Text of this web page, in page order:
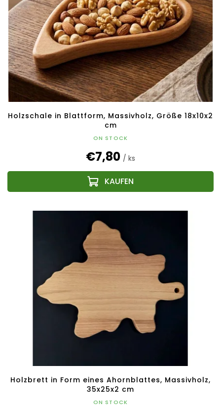
Holzschale in Blattform, Massivholz, Größe 18x10x2
cm
ON STOCK
€7,80 / ks
Holzbrett in Form eines Ahornblattes, Massivholz,
35x25x2 cm
ON STOCK